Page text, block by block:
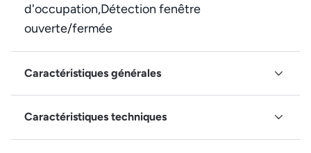
d'occupation,Détection fenêtre
ouverte/fermée
Caractéristiques générales
Caractéristiques techniques